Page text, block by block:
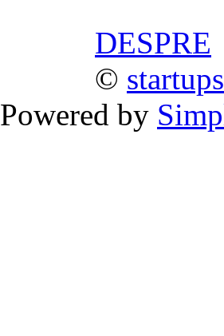
DESPRE
©
Powered by